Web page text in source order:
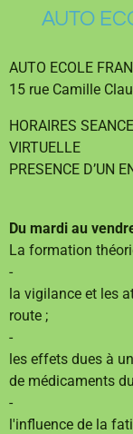
Passer
contenu
principal
AUTO
AUTO ECOLE
15 rue Camille
HORAIRES
VIRTUELLE
PRESENCE D’UN
Du mardi au
La formation
-
la vigilance et les
route ;
-
les effets dues à
de médicaments
-
l'influence de la